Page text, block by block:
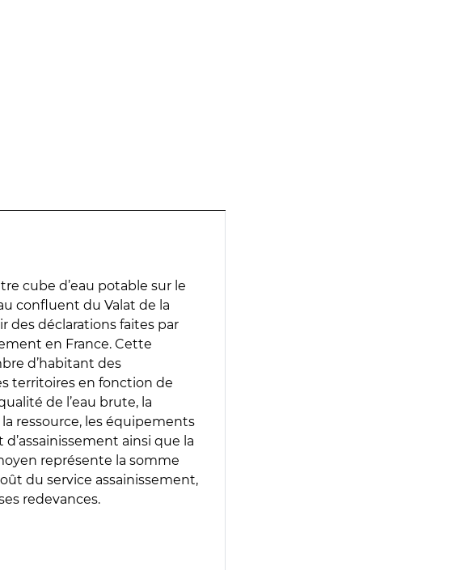
cube d’eau potable sur le
confluent du Valat de la
des déclarations faites par
en France. Cette
d’habitant des
territoires en fonction de
de l’eau brute, la
ressource, les équipements
ainsi que la
représente la somme
du service assainissement,
redevances.